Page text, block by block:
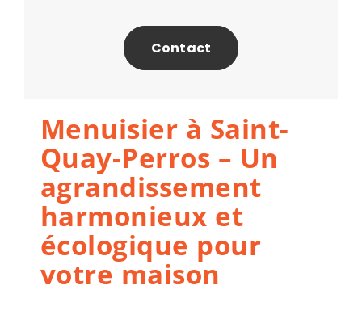
Contact
Menuisier à Saint-
Quay-Perros – Un
agrandissement
harmonieux et
écologique pour
votre maison